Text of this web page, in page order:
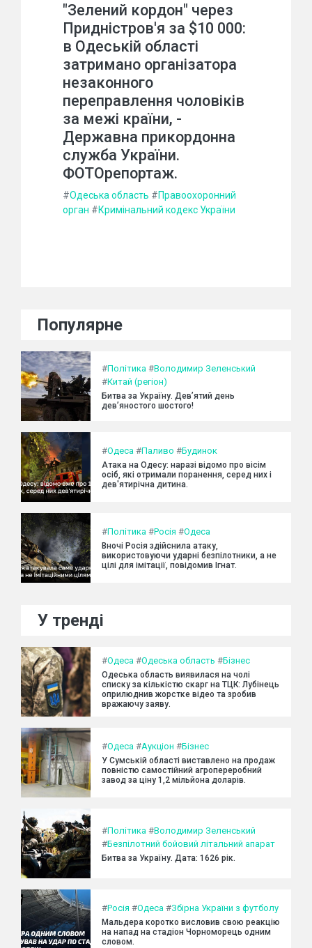
"Зелений кордон" через
Придністров'я за $10 000:
в Одеській області
затримано організатора
незаконного
переправлення чоловіків
за межі країни, -
Державна прикордонна
служба України.
ФОТОрепортаж.
#Одеська область #Правоохоронний
орган #Кримінальний кодекс України
Популярне
#Політика #Володимир Зеленський
#Китай (регіон)
Битва за Україну. Дев’ятий день
дев’яностого шостого!
#Одеса #Паливо #Будинок
Атака на Одесу: наразі відомо про вісім
осіб, які отримали поранення, серед них і
дев'ятирічна дитина.
#Політика #Росія #Одеса
Вночі Росія здійснила атаку,
використовуючи ударні безпілотники, а не
цілі для імітації, повідомив Ігнат.
У тренді
#Одеса #Одеська область #Бізнес
Одеська область виявилася на чолі
списку за кількістю скарг на ТЦК: Лубінець
оприлюднив жорстке відео та зробив
вражаючу заяву.
#Одеса #Аукціон #Бізнес
У Сумській області виставлено на продаж
повністю самостійний агропереробний
завод за ціну 1,2 мільйона доларів.
#Політика #Володимир Зеленський
#Безпілотний бойовий літальний апарат
Битва за Україну. Дата: 1626 рік.
#Росія #Одеса #Збірна України з футболу
Мальдера коротко висловив свою реакцію
на напад на стадіон Чорноморець одним
словом.